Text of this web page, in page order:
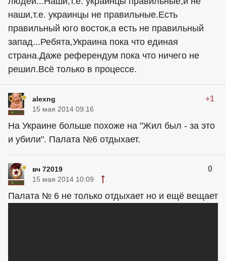
наши,т.е. украинцы не правильные.Есть
правильный юго восток,а есть не правильный
запад...Ребята,Украина пока что единая
страна.Даже референдум пока что ничего не
решил.Всё только в процессе.
alexng +1
15 мая 2014 09:16
На Украине больше похоже на "Жил был - за это
и убили". Палата №6 отдыхает.
вч 72019 0
15 мая 2014 10:09
Палата № 6 не только отдыхает но и ещё вещает